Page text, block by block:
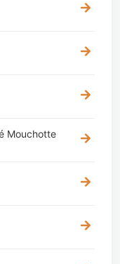
Mouchotte